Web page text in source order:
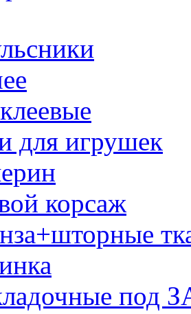
для игрушек
корсаж
под